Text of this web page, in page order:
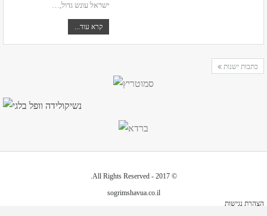
ישראל עונש גדול,
קרא עוד...
כתבות ישנות
© 2017 - All Rights Reserved.
sogrimshavua.co.il
הצהרת נגישות